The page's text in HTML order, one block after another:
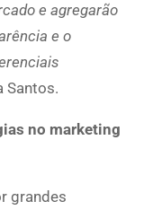
e agregarão
e o
Santos.
no marketing
grandes